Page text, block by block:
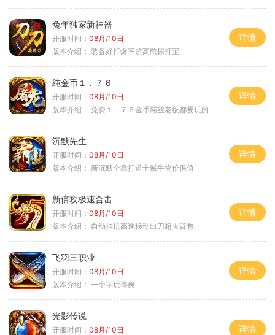
兔年独家新神器
开服时间： 08月/10日
版本介绍： 装备好打爆率超高憋尿打宝
详情
纯金币１．７６
开服时间： 08月/10日
版本介绍： 免费１．７６金币屌丝老板都爱玩的
详情
沉默先生
开服时间： 08月/10日
版本介绍： 新沉默全靠打道士贼牛物价保值
详情
新倍攻极速合击
开服时间： 08月/10日
版本介绍： 自动挂机高速移动出刀超大背包
详情
飞羽三职业
开服时间： 08月/10日
版本介绍： 一个字玩得爽
详情
光影传说
开服时间： 08月/10日
详情